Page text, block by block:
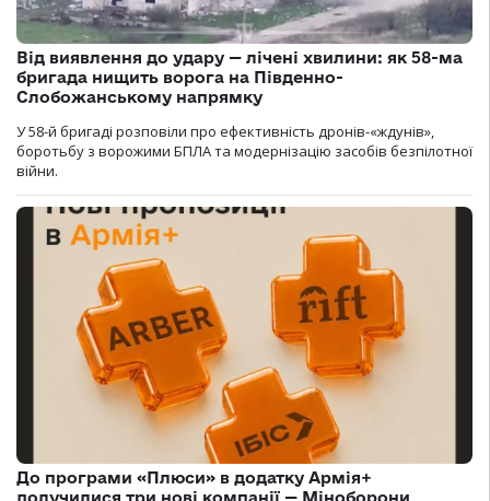
Від виявлення до удару — лічені хвилини: як 58-ма
бригада нищить ворога на Південно-
Слобожанському напрямку
У 58-й бригаді розповіли про ефективність дронів-«ждунів»,
боротьбу з ворожими БПЛА та модернізацію засобів безпілотної
війни.
До програми «Плюси» в додатку Армія+
долучилися три нові компанії — Міноборони